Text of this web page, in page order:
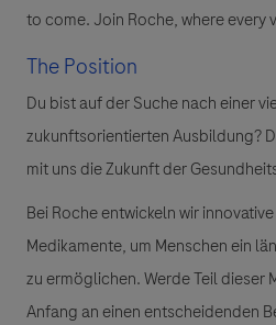
to come. Join Roche, where every
The Position
Du bist auf der Suche nach einer
zukunftsorientierten Ausbildung?
mit uns die Zukunft der
Bei Roche entwickeln wir
Medikamente, um Menschen ein
zu ermöglichen. Werde Teil dieser
Anfang an einen entscheidenden